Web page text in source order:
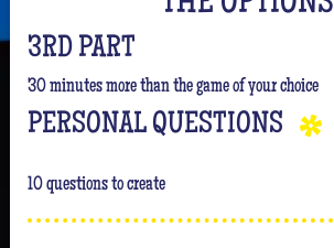
3RD PART
30 minutes more than the game of your choice
PERSONAL QUESTIONS
10 questions to create